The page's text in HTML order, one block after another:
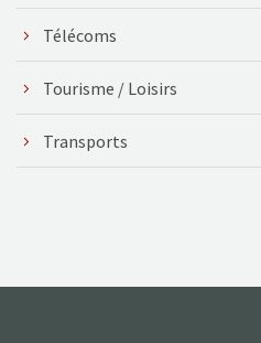
Télécoms
Tourisme / Loisirs
Transports